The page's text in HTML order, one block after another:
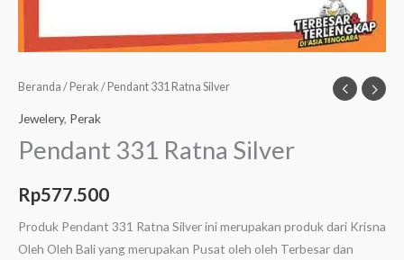
Beranda / Perak / Pendant 331 Ratna Silver
Jewelery, Perak
Pendant 331 Ratna Silver
Rp577.500
Produk Pendant 331 Ratna Silver ini merupakan produk dari Krisna
Oleh Oleh Bali yang merupakan Pusat oleh oleh Terbesar dan